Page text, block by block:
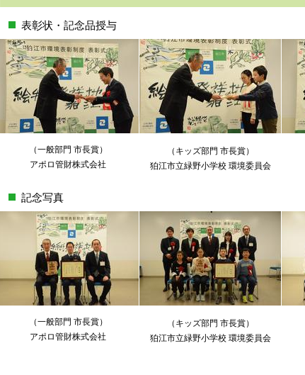
表彰状・記念品授与
（一般部門 市長賞）
アポロ管財株式会社
（ キッズ部門 市長賞）
狛江市立緑野小学校 環境委員会
記念写真
（一般部門 市長賞）
アポロ管財株式会社
（ キッズ部門 市長賞）
狛江市立緑野小学校 環境委員会